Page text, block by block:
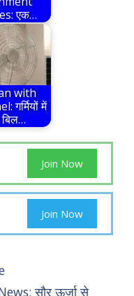
एक…
with
गर्मियों में
बिल…
Join Now
Join Now
सौर ऊर्जा से